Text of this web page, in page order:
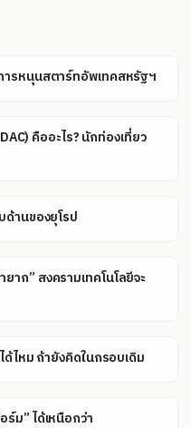
ารหนุนสตาร์ทอัพเทคสหรัฐฯ
คืออะไร? นักท่องเที่ยว
านของยุโรป
ก” สงครามเทคโนโลยีจะ
ไหม ถ้ายังคิดในกรอบเดิม
ม” ได้เหนือกว่า